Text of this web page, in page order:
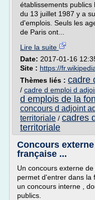
établissements
du 13 juillet 1987 y a
d'emplois. Seuls les
de Paris ont...
Lire la suite
Date: 2017-01-16
Site : https://
Thèmes liés : cadre
/ cadre d emploi d
d emplois de la
concours d adjoint
territoriale / cadres
territoriale
Concours
française ...
Un concours externe
permet d'entrer dans la
un concours interne ,
publics.